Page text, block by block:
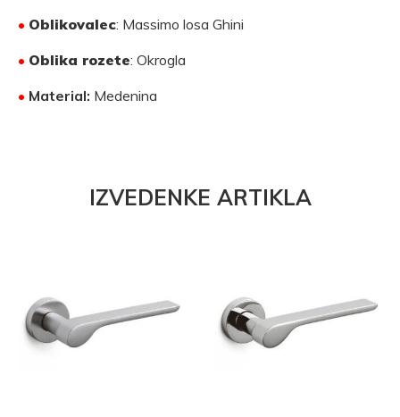
• Oblikovalec: Massimo losa Ghini
• Oblika rozete: Okrogla
• Material: Medenina
IZVEDENKE ARTIKLA